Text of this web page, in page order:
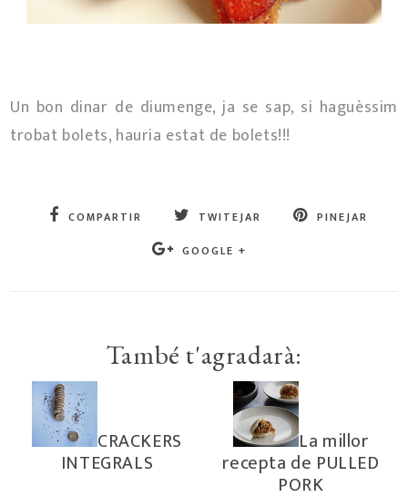
Un bon dinar de diumenge, ja se sap, si haguèssim
trobat bolets, hauria estat de bolets!!!
COMPARTIR TWITEJAR
PINEJAR
GOOGLE +
També t'agradarà:
CRACKERS
INTEGRALS
La millor
recepta de PULLED
PORK